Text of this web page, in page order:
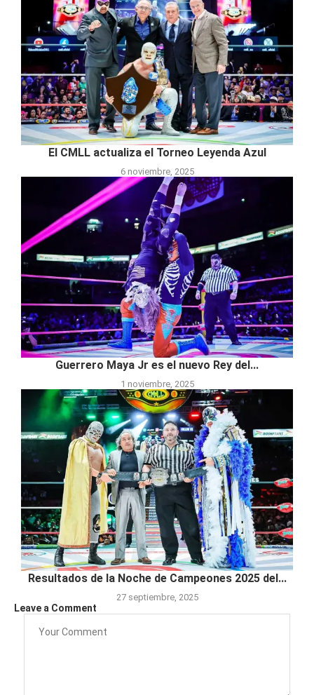
El CMLL actualiza el Torneo Leyenda Azul
6 noviembre, 2025
Guerrero Maya Jr es el nuevo Rey del...
1 noviembre, 2025
Resultados de la Noche de Campeones 2025 del...
27 septiembre, 2025
Leave a Comment